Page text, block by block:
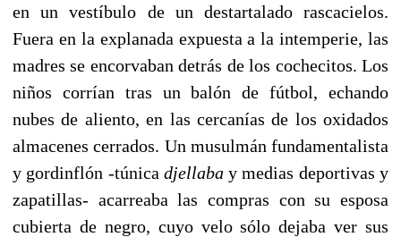
en un vestíbulo de un destartalado rascacielos.
Fuera en la explanada expuesta a la intemperie, las
madres se encorvaban detrás de los cochecitos. Los
niños corrían tras un balón de fútbol, echando
nubes de aliento, en las cercanías de los oxidados
almacenes cerrados. Un musulmán fundamentalista
y gordinflón -túnica djellabay medias deportivas y
zapatillas- acarreaba las compras con su esposa
cubierta de negro, cuyo velo sólo dejaba ver sus